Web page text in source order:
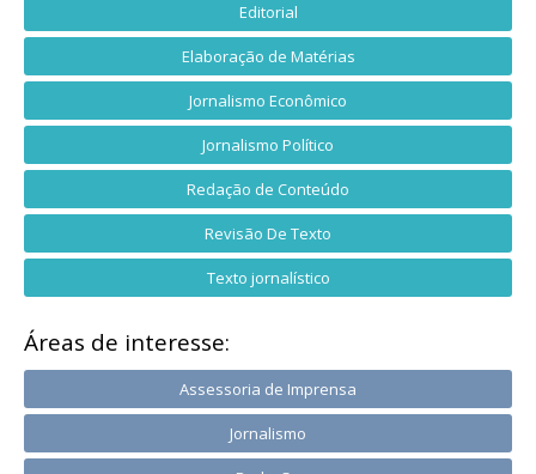
Editorial
Elaboração de Matérias
Jornalismo Econômico
Jornalismo Político
Redação de Conteúdo
Revisão De Texto
Texto jornalístico
Áreas de interesse:
Assessoria de Imprensa
Jornalismo